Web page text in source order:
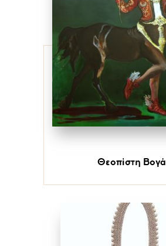
Θεοπίστη Βογά